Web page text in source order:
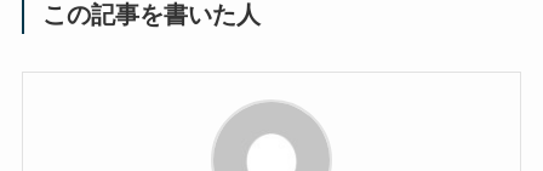
この記事を書いた人